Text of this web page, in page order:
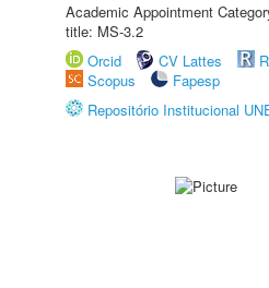
Academic Appointment
title: MS-3.2
Orcid
CV Lattes
Scopus
Fapesp
Repositório Institucional